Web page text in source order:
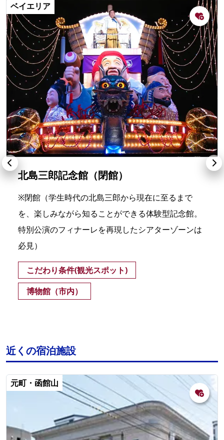
ベイエリア
北島三郎記念館（閉館）
※閉館（学生時代の北島三郎から現在に至るまで
を、楽しみながら知ることができる体験型記念館。
特別公演のフィナーレを再現したシアターゾーンは
必見）
こだわり条件(観光スポット)
博物館（市内）
近くの宿泊施設
元町・函館山